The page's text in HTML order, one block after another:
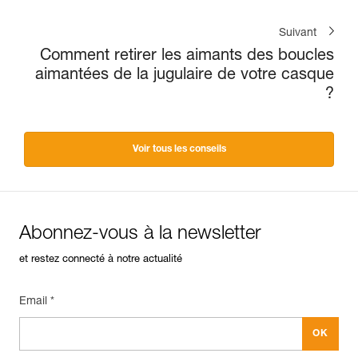
Suivant
Comment retirer les aimants des boucles
aimantées de la jugulaire de votre casque
?
Voir tous les conseils
Abonnez-vous à la newsletter
et restez connecté à notre actualité
Email *